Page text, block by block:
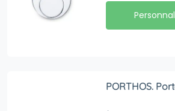
PORTHOS.